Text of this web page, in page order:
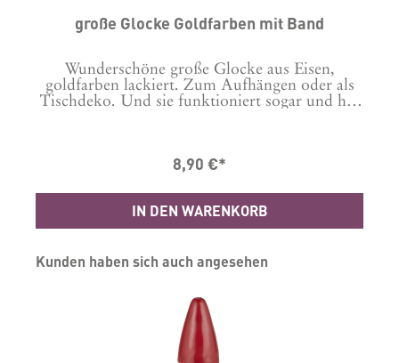
große Glocke Goldfarben mit Band
Wunderschöne große Glocke aus Eisen,
goldfarben lackiert. Zum Aufhängen oder als
Tischdeko. Und sie funktioniert sogar und hat
Material: Eisen, Holz, Jute
8,90 €*
IN DEN WARENKORB
Produktgalerie überspringen
Kunden haben sich auch angesehen